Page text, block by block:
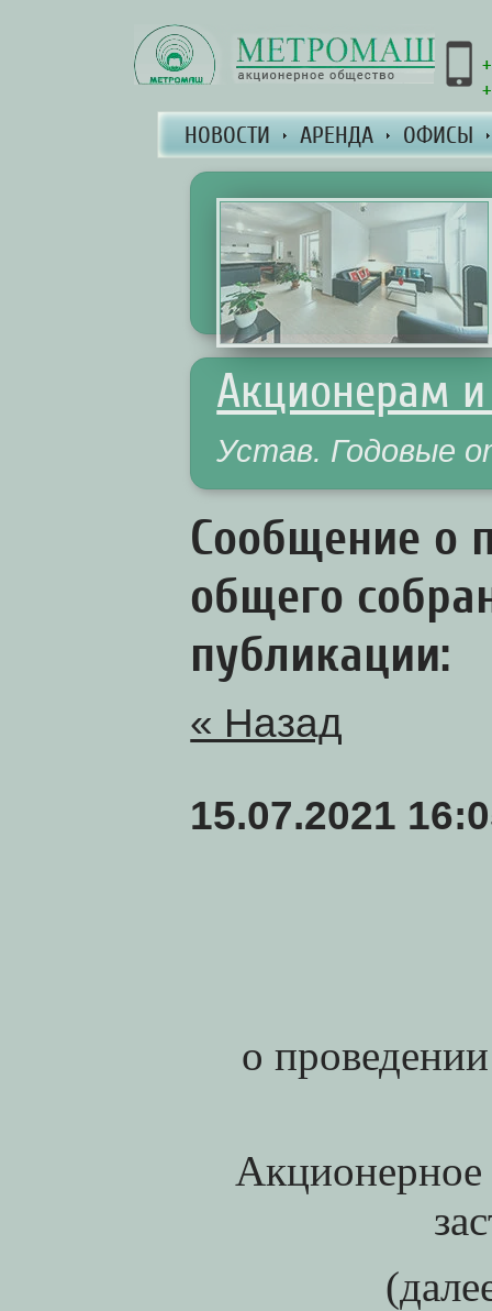
НОВОСТИ АРЕНДА ОФИСЫ
Акционерам
Устав. Годовые
Сообщение о
общего
публикации:
« Назад
15.07.2021
о